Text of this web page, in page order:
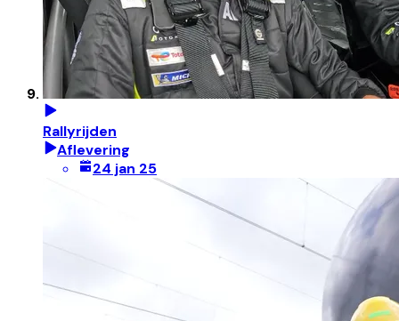
Rallyrijden
Aflevering
24 jan 25